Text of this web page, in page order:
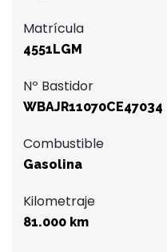
Matrícula
4551LGM
Nº Bastidor
WBAJR11070CE47034
Combustible
Gasolina
Kilometraje
81.000 km